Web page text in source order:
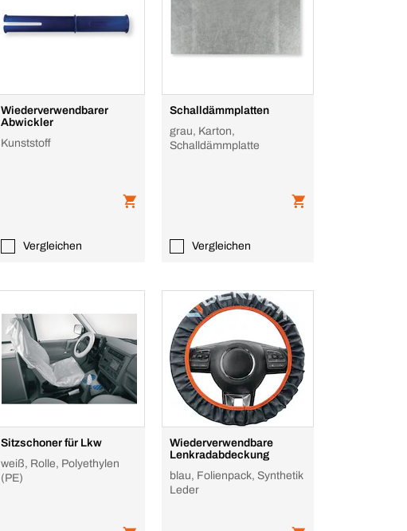
Wiederverwendbarer
Abwickler
Kunststoff
Vergleichen
Schalldämmplatten
grau, Karton,
Schalldämmplatte
Vergleichen
Sitzschoner für Lkw
weiß, Rolle, Polyethylen
(PE)
Wiederverwendbare
Lenkradabdeckung
blau, Folienpack, Synthetik
Leder